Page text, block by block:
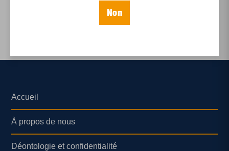
Non
Accueil
À propos de nous
Déontologie et confidentialité